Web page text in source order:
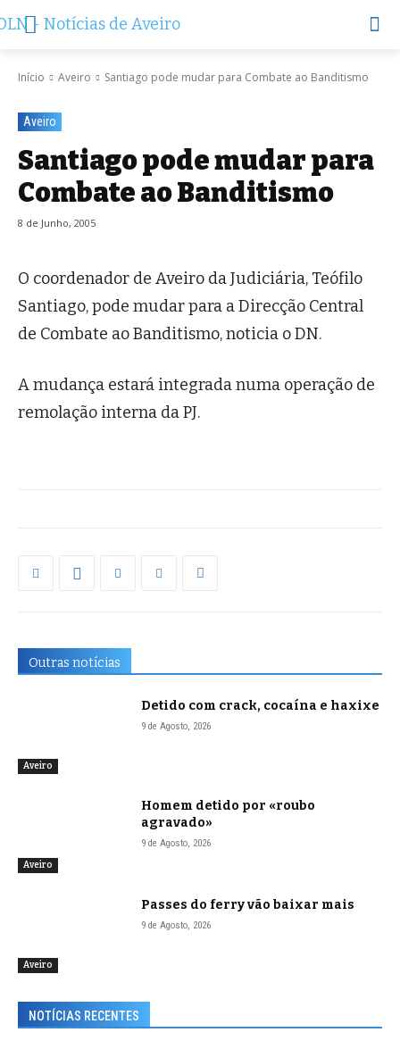
Início Aveiro Santiago pode mudar para Combate ao Banditismo
Aveiro
Santiago pode mudar para
Combate ao Banditismo
8 de Junho, 2005
O coordenador de Aveiro da Judiciária, Teófilo
Santiago, pode mudar para a Direcção Central
de Combate ao Banditismo, noticia o DN.
A mudança estará integrada numa operação de
remolação interna da PJ.
Outras notícias
Aveiro
Detido com crack, cocaína e haxixe
9 de Agosto, 2026
Aveiro
Homem detido por «roubo
agravado»
9 de Agosto, 2026
Aveiro
Passes do ferry vão baixar mais
9 de Agosto, 2026
NOTÍCIAS RECENTES